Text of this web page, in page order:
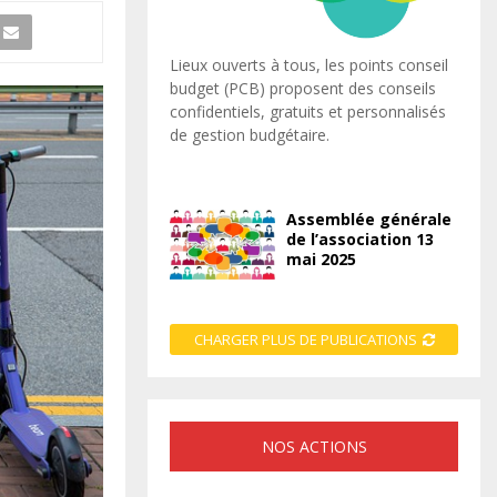
Lieux ouverts à tous, les points conseil
budget (PCB) proposent des conseils
confidentiels, gratuits et personnalisés
de gestion budgétaire.
Assemblée générale
de l’association 13
mai 2025
CHARGER PLUS DE PUBLICATIONS
NOS ACTIONS